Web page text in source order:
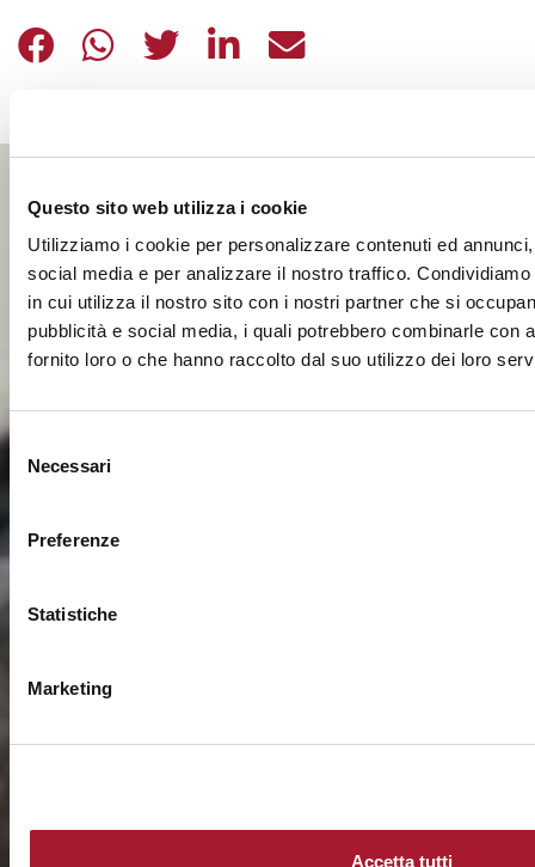
Questo sito web utilizza i cookie
Utilizziamo i cookie per personalizzare contenuti ed
social media e per analizzare il nostro traffico.
in cui utilizza il nostro sito con i nostri partner che si
pubblicità e social media, i quali potrebbero combinarle con
fornito loro o che hanno raccolto dal suo utilizzo dei loro
Selezione
delNecessari
Preferenze
Statistiche
Marketing
Accetta tutti
DETRAZIONI DONAZIONI ONLUS:
DETRAZIONI DONAZIONI
DETRAZIONI DONAZIONI
DETRAZIONI
DETRAZIONI